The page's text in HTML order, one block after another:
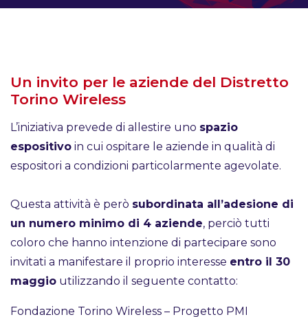
Un invito per le aziende del Distretto
Torino Wireless
L’iniziativa prevede di allestire uno spazio
espositivo in cui ospitare le aziende in qualità di
espositori a condizioni particolarmente agevolate.
Questa attività è però subordinata all’adesione di
un numero minimo di 4 aziende, perciò tutti
coloro che hanno intenzione di partecipare sono
invitati a manifestare il proprio interesse entro il 30
maggio utilizzando il seguente contatto:
Fondazione Torino Wireless – Progetto PMI